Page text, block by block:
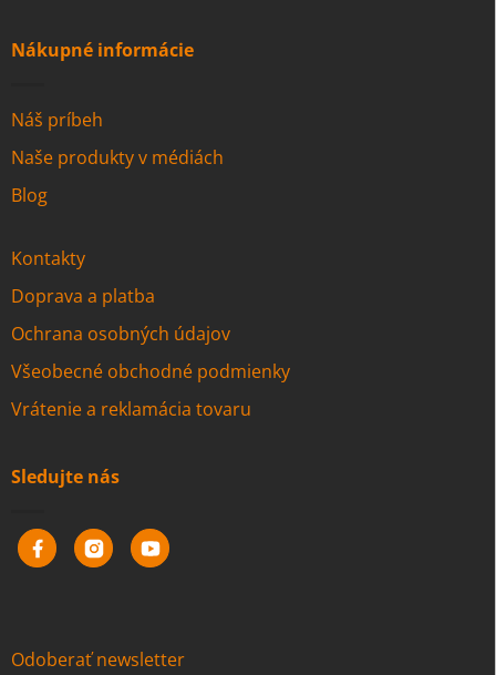
Nákupné informácie
Náš príbeh
Naše produkty v médiách
Blog
Kontakty
Doprava a platba
Ochrana osobných údajov
Všeobecné obchodné podmienky
Vrátenie a reklamácia tovaru
Sledujte nás
Odoberať newsletter